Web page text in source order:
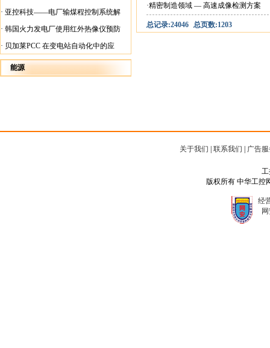
· 亚控科技——电厂输煤程控制系统解
决方案
· 韩国火力发电厂使用红外热像仪预防
火灾
· 贝加莱PCC 在变电站自动化中的应
用
能源
·精密制造领域 — 高速成像检测方案
总记录:24046 总页数:1203
关于我们 联系我们 广告
工
版权所有 中华工控
经